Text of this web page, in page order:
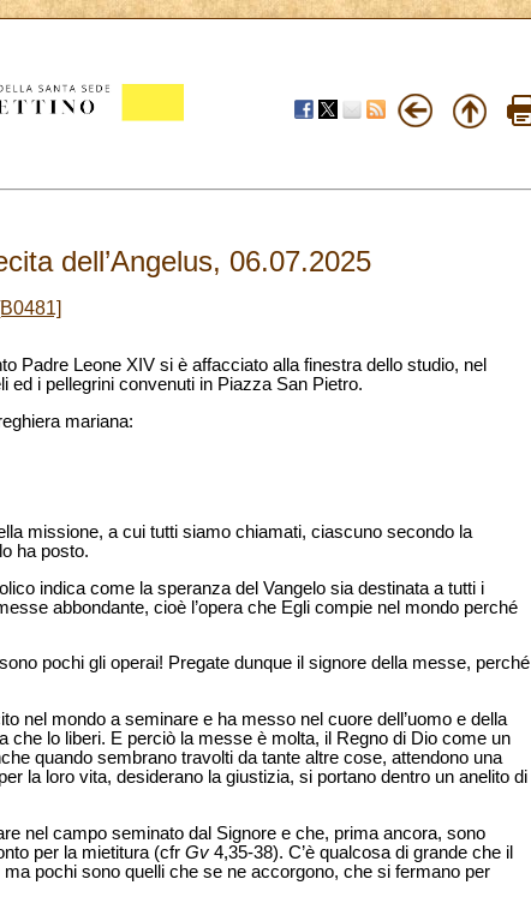
dell’Angelus, 06.07.2025
Padre Leone XIV si è affacciato alla finestra dello studio, nel
ed i pellegrini convenuti in Piazza San Pietro.
mariana:
missione, a cui tutti siamo chiamati, ciascuno secondo la
ha posto.
indica come la speranza del Vangelo sia destinata a tutti i
abbondante, cioè l’opera che Egli compie nel mondo perché
pochi gli operai! Pregate dunque il signore della messe, perché
nel mondo a seminare e ha messo nel cuore dell’uomo e della
che lo liberi. E perciò la messe è molta, il Regno di Dio come un
quando sembrano travolti da tante altre cose, attendono una
la loro vita, desiderano la giustizia, si portano dentro un anelito di
nel campo seminato dal Signore e che, prima ancora, sono
per la mietitura (cfr Gv 4,35-38). C’è qualcosa di grande che il
pochi sono quelli che se ne accorgono, che si fermano per